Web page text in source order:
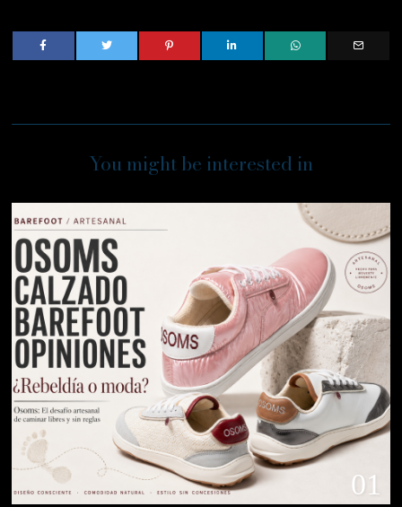
You might be interested in
01